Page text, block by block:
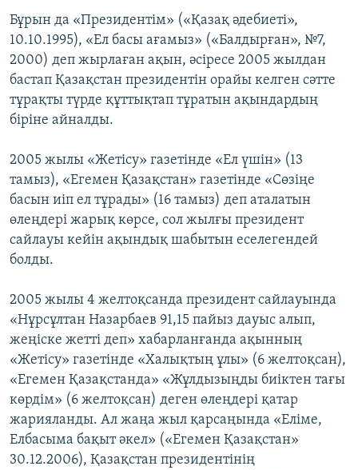
Бұрын да «Президентім» («Қазақ әдебиеті»,
10.10.1995), «Ел басы ағамыз» («Балдырған», №7,
2000) деп жырлаған ақын, әсіресе 2005 жылдан
бастап Қазақстан президентін орайы келген сәтте
тұрақты түрде құттықтап тұратын ақындардың
біріне айналды.
2005 жылы «Жетісу» газетінде «Ел үшін» (13
тамыз), «Егемен Қазақстан» газетінде «Сөзіңе
басын иіп ел тұрады» (16 тамыз) деп аталатын
өлеңдері жарық көрсе, сол жылғы президент
сайлауы кейін ақындық шабытын еселегендей
болды.
2005 жылы 4 желтоқсанда президент сайлауында
«Нұрсұлтан Назарбаев 91,15 пайыз дауыс алып,
жеңіске жетті деп» хабарланғанда ақынның
«Жетісу» газетінде «Халықтың ұлы» (6 желтоқсан),
«Егемен Қазақстанда» «Жұлдызыңды биіктен тағы
көрдім» (6 желтоқсан) деген өлеңдері қатар
жарияланды. Ал жаңа жыл қарсаңында «Еліме,
Елбасыма бақыт әкел» («Егемен Қазақстан»
30.12.2006), Қазақстан президентінің